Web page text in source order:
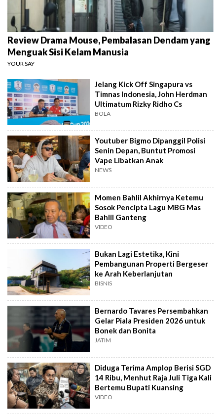
Review Drama Mouse, Pembalasan Dendam yang
Menguak Sisi Kelam Manusia
YOUR SAY
Jelang Kick Off Singapura vs
Timnas Indonesia, John Herdman
Ultimatum Rizky Ridho Cs
BOLA
Youtuber Bigmo Dipanggil Polisi
Senin Depan, Buntut Promosi
Vape Libatkan Anak
NEWS
Momen Bahlil Akhirnya Ketemu
Sosok Pencipta Lagu MBG Mas
Bahlil Ganteng
VIDEO
Bukan Lagi Estetika, Kini
Pembangunan Properti Bergeser
ke Arah Keberlanjutan
BISNIS
Bernardo Tavares Persembahkan
Gelar Piala Presiden 2026 untuk
Bonek dan Bonita
JATIM
Diduga Terima Amplop Berisi SGD
14 Ribu, Menhut Raja Juli Tiga Kali
Bertemu Bupati Kuansing
VIDEO